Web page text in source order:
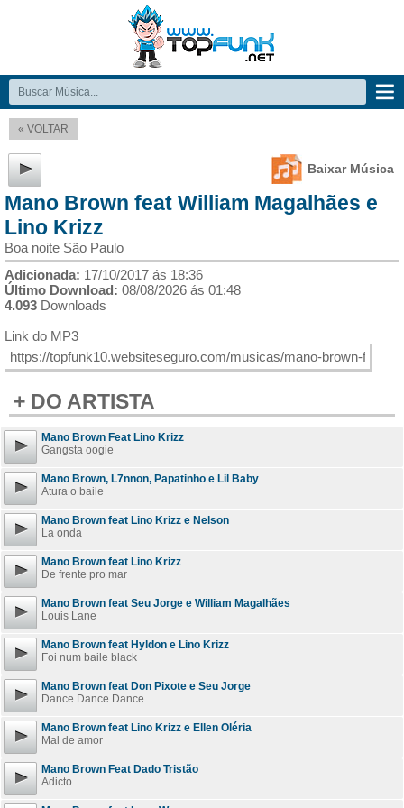
« VOLTAR
Baixar Música
Mano Brown feat William Magalhães e
Lino Krizz
Boa noite São Paulo
Adicionada: 17/10/2017 ás 18:36
Último Download: 08/08/2026 ás 01:48
4.093 Downloads
Link do MP3
+ DO ARTISTA
Mano Brown Feat Lino Krizz
Gangsta oogie
Mano Brown, L7nnon, Papatinho e Lil Baby
Atura o baile
Mano Brown feat Lino Krizz e Nelson
La onda
Mano Brown feat Lino Krizz
De frente pro mar
Mano Brown feat Seu Jorge e William Magalhães
Louis Lane
Mano Brown feat Hyldon e Lino Krizz
Foi num baile black
Mano Brown feat Don Pixote e Seu Jorge
Dance Dance Dance
Mano Brown feat Lino Krizz e Ellen Oléria
Mal de amor
Mano Brown Feat Dado Tristão
Adicto